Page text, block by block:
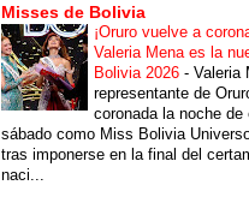
Misses de Bolivia
¡Oruro vuelve a
Valeria Mena es la
Bolivia 2026 - Valeria
representante de
coronada la noche de
sábado como Miss Bolivia
tras imponerse en la final del
naci...